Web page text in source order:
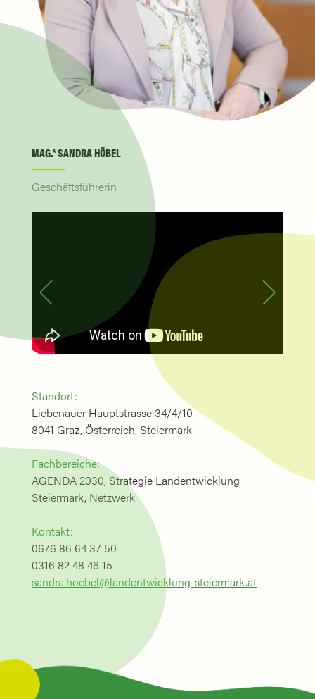
MAG.A SANDRA HÖBEL
Geschäftsführerin
Standort:
Liebenauer Hauptstrasse 34/4/10
8041 Graz, Österreich, Steiermark
Fachbereiche:
AGENDA 2030, Strategie Landentwicklung
Steiermark, Netzwerk
Kontakt:
0676 86 64 37 50
0316 82 48 46 15
sandra.hoebel@landentwicklung-steiermark.at